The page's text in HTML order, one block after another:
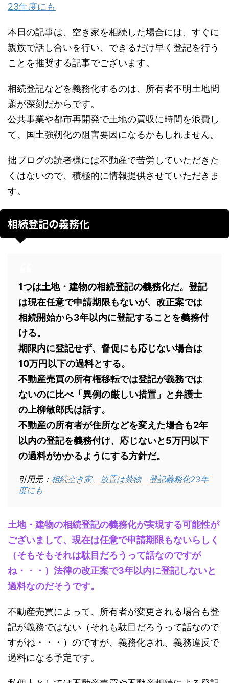
23年度にも
本日の記事は、空き家を相続した場合には、すぐに
親族で話し合いを行い、できるだけ早く登記を行う
ことを推奨する記事でございます。
相続登記などを義務化するのは、所有者不明土地問
題が深刻だからです。
公共事業や都市再開発で土地の買収に時間を浪費し
て、国土強靭化の阻害要因になるかもしれません。
拙ブログの読者様には不動産で苦労していただきた
くはないので、積極的に情報提供させていただきま
す。
相続登記の義務化
1つは土地・建物の相続登記の義務化だ。登記
は現在任意で申請期限もないが、改正案では
相続開始から3年以内に登記することを義務付
ける。
期限内に登記せず、督促にも応じない場合は
10万円以下の過料とする。
不動産売買の所有権移転では登記が義務では
ないのに比べ「異例の厳しい措置」と弁護士
の上柳敏郎氏は話す。
不動産の所有者が住所などを変えた場合も2年
以内の登記を義務付け、応じないと5万円以下
の過料がかかるようにする方針だ。
引用元： 相続空き家、放置は禁物 登記義務化23年
度にも
土地・建物の相続登記の義務化が実現する可能性が
ございまして、現在は任意で申請期限もないらしく
（そもそもそれは駄目だろうって話なのですが
ね・・・）法律の改正案で3年以内に登記しないと
過料なのだそうです。
不動産売買によって、所有者が変更される場合も登
記が義務ではない（それも駄目だろうって話なので
すがね・・・）のですが、義務化され、義務違反で
過料になる予定です。